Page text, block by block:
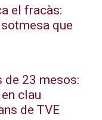
el fracàs:
que
de 23 mesos:
clau
de TVE